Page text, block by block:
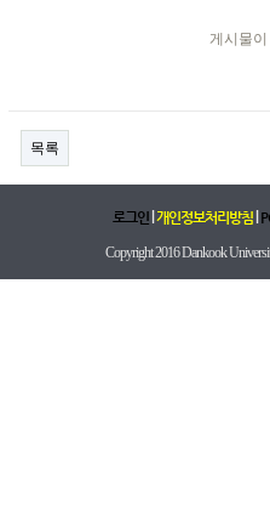
게시물
목록
로그인|개인정보처리방침|
Copyright 2016 Dankook